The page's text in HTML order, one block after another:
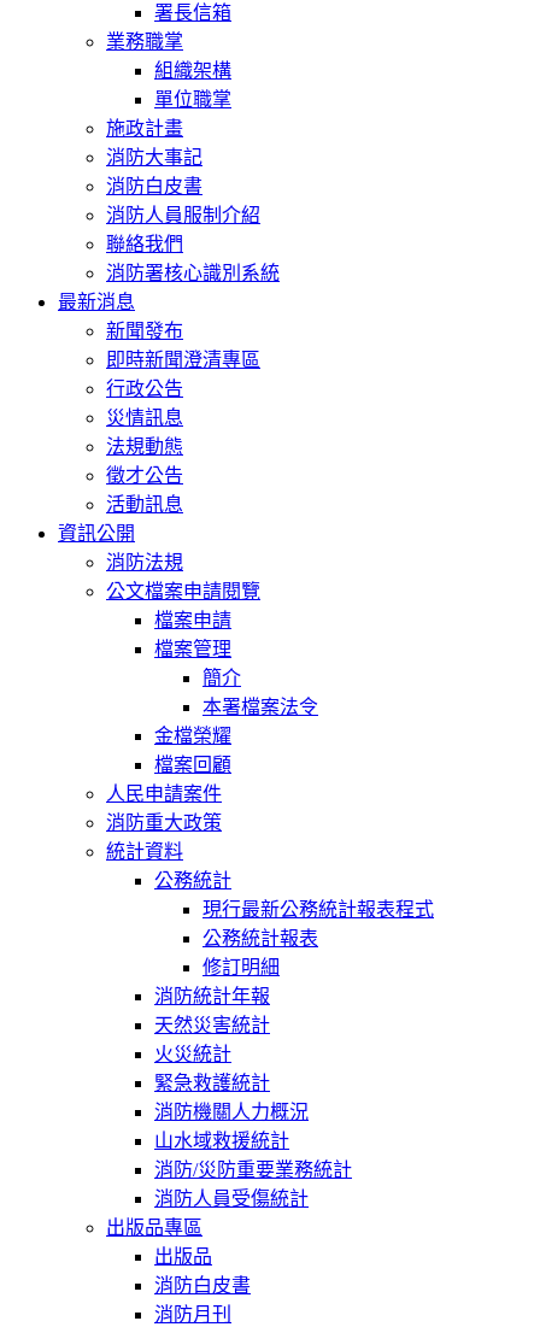
署長信箱
業務職掌
組織架構
單位職掌
施政計畫
消防大事記
消防白皮書
消防人員服制介紹
聯絡我們
消防署核心識別系統
最新消息
新聞發布
即時新聞澄清專區
行政公告
災情訊息
法規動態
徵才公告
活動訊息
資訊公開
消防法規
公文檔案申請閱覽
檔案申請
檔案管理
簡介
本署檔案法令
金檔榮耀
檔案回顧
人民申請案件
消防重大政策
統計資料
公務統計
現行最新公務統計報表程式
公務統計報表
修訂明細
消防統計年報
天然災害統計
火災統計
緊急救護統計
消防機關人力概況
山水域救援統計
消防/災防重要業務統計
消防人員受傷統計
出版品專區
出版品
消防白皮書
消防月刊